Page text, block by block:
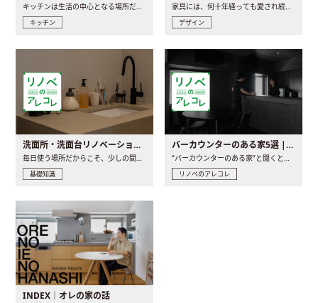
キッチンは生活の中心となる場所だからこそ、家の中のどこに置..
キッチン
家具には、何十年経っても愛され続ける「名作」と呼ばれるもの..
デザイン
洗面所・洗面台リノベーションの事例と間取りアイデア
基礎知識
バーカウンターのある家5選 | 日常に馴染む“距離の近い”キッチンとは
リノベのアレコレ
INDEX｜オレの家の話